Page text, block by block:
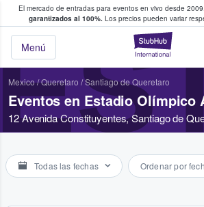
El mercado de entradas para eventos en vivo desde 2009.
garantizados al 100%. Los precios pueden variar
Menú
y venta de entradas entre
Mexico/Queretaro /Santiago de Queretaro
Eventos en Estadio Olímpico
12 Avenida Constituyentes, Santiago de
Todas las fechas Ordenar por